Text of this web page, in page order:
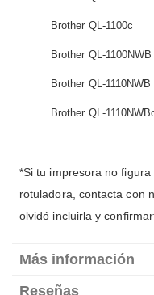
Brother QL-1100c
Brother QL-1100NWB
Brother QL-1110NWB
Brother QL-
*Si tu impresora no
rotuladora, contacta con
olvidó incluirla y
Más información
Reseñas